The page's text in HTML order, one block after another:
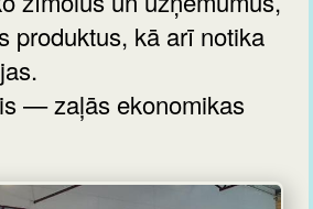
produktus, kā arī notika
— zaļās ekonomikas